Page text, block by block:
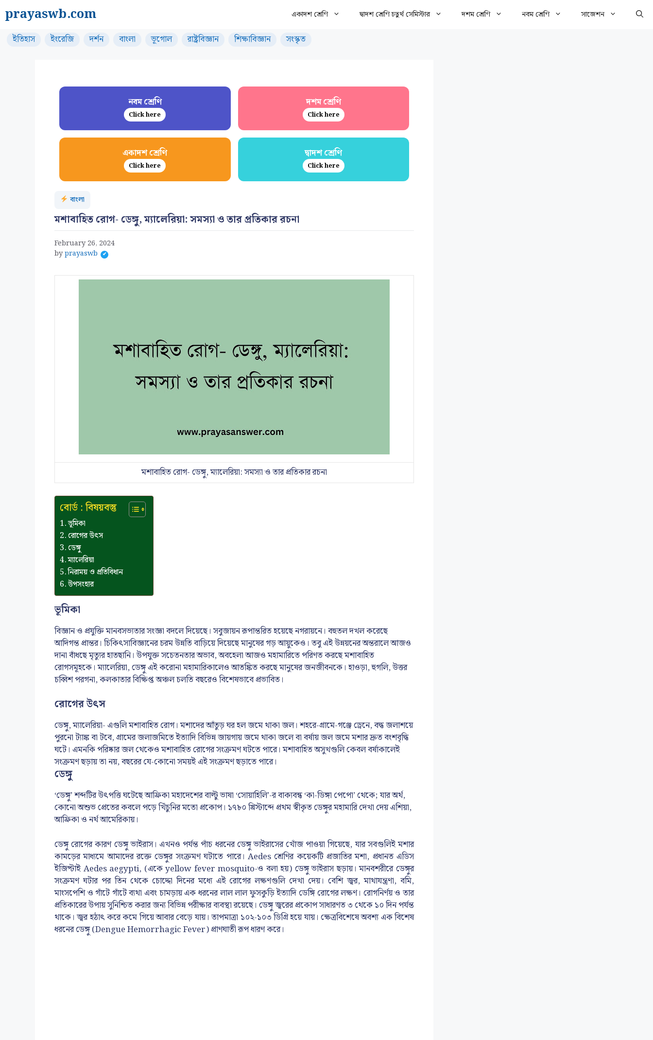
to
content
prayaswb.com একাদশ শ্রেণি দ্বাদশ শ্রেণি চতুর্থ সেমিস্টার দশম শ্রেণি নবম শ্রেণি সাজেশন
ইতিহাস ইংরেজি দর্শন বাংলা ভূগোল রাষ্ট্রবিজ্ঞান শিক্ষাবিজ্ঞান সংস্কৃত
নবম শ্রেণি
Click here
দশম শ্রেণি
Click here
একাদশ শ্রেণি
Click here
দ্বাদশ শ্রেণি
Click here
বাংলা
মশাবাহিত রোগ- ডেঙ্গু, ম্যালেরিয়া: সমস্যা ও তার প্রতিকার রচনা
February 26, 2024
byprayaswb
মশাবাহিত রোগ- ডেঙ্গু, ম্যালেরিয়া: সমস্যা ও তার প্রতিকার রচনা
বোর্ড : বিষয়বস্তু
ভূমিকা
রোগের উৎস
ডেঙ্গু
ম্যালেরিয়া
নিরাময় ও প্রতিবিধান
উপসংহার
ভূমিকা
বিজ্ঞান ও প্রযুক্তি মানবসভ্যতার সংজ্ঞা বদলে দিয়েছে। সবুজায়ন রূপান্তরিত হয়েছে নগরায়নে। বহুতল দখল করেছে
আদিগন্ত প্রান্তর। চিকিৎসাবিজ্ঞানের চরম উন্নতি বাড়িয়ে দিয়েছে মানুষের গড় আয়ুকেও। তবু এই উন্নয়নের অন্তরালে আজও
দানা বাঁধছে মৃত্যুর হাতছানি। উপযুক্ত সচেতনতার অভাব, অবহেলা আজও মহামারিতে পরিণত করছে মশাবাহিত
রোগসমূহকে। ম্যালেরিয়া, ডেঙ্গু এই করোনা মহামারিকালেও আতঙ্কিত করছে মানুষের জনজীবনকে। হাওড়া, হুগলি, উত্তর
চব্বিশ পরগনা, কলকাতার বিক্ষিপ্ত অঞ্চল চলতি বছরেও বিশেষভাবে প্রভাবিত।
রোগের উৎস
ডেঙ্গু, ম্যালেরিয়া- এগুলি মশাবাহিত রোগ। মশাদের আঁতুড় ঘর হল জমে থাকা জল। শহরে-গ্রামে-গঞ্জে ড্রেনে, বদ্ধ জলাশয়ে
পুরনো ট্যাঙ্ক বা টবে, গ্রামের জলাজমিতে ইত্যাদি বিভিন্ন জায়গায় জমে থাকা জলে বা বর্ষায় জল জমে মশার দ্রুত বংশবৃদ্ধি
ঘটে। এমনকি পরিষ্কার জল থেকেও মশাবাহিত রোগের সংক্রমণ ঘটতে পারে। মশাবাহিত অসুখগুলি কেবল বর্ষাকালেই
সংক্রমণ ছড়ায় তা নয়, বছরের যে-কোনো সময়ই এই সংক্রমণ ছড়াতে পারে।
ডেঙ্গু
‘ডেঙ্গু’ শব্দটির উৎপত্তি ঘটেছে আফ্রিকা মহাদেশের বাল্টু ভাষা ‘সোয়াহিলি’-র বাক্যবন্ধ ‘কা-ডিঙ্গা পেপো’ থেকে; যার অর্থ,
কোনো অশুভ প্রেতের কবলে পড়ে খিঁচুনির মতো প্রকোপ। ১৭৮০ খ্রিস্টাব্দে প্রথম স্বীকৃত ডেঙ্গুর মহামারি দেখা দেয় এশিয়া,
আফ্রিকা ও নর্থ আমেরিকায়।
ডেঙ্গু রোগের কারণ ডেঙ্গু ভাইরাস। এখনও পর্যন্ত পাঁচ ধরনের ডেঙ্গু ভাইরাসের খোঁজ পাওয়া গিয়েছে, যার সবগুলিই মশার
কামড়ের মাধ্যমে আমাদের রক্তে ডেঙ্গুর সংক্রমণ ঘটাতে পারে। Aedes শ্রেণির কয়েকটি প্রজাতির মশা, প্রধানত এডিস
ইজিপ্টাই Aedes aegypti, (একে yellow fever mosquito-ও বলা হয়) ডেঙ্গু ভাইরাস ছড়ায়। মানবশরীরে ডেঙ্গুর
সংক্রমণ ঘটার পর তিন থেকে চোদ্দো দিনের মধ্যে এই রোগের লক্ষণগুলি দেখা দেয়। বেশি জ্বর, মাথাযন্ত্রণা, বমি,
মাংসপেশি ও গাঁটে গাঁটে ব্যথা এবং চামড়ায় এক ধরনের লাল লাল ফুসকুড়ি ইত্যাদি ডেঙ্গি রোগের লক্ষণ। রোগনির্ণয় ও তার
প্রতিকারের উপায় সুনিশ্চিত করার জন্য বিভিন্ন পরীক্ষার ব্যবস্থা রয়েছে। ডেঙ্গু জ্বরের প্রকোপ সাধারণত ৩ থেকে ১০ দিন পর্যন্ত
থাকে। জ্বর হঠাৎ করে কমে গিয়ে আবার বেড়ে যায়। তাপমাত্রা ১০২-১০৩ ডিগ্রি হয়ে যায়। ক্ষেত্রবিশেষে অবশ্য এক বিশেষ
ধরনের ডেঙ্গু (Dengue Hemorrhagic Fever) প্রাণঘাতী রূপ ধারণ করে।